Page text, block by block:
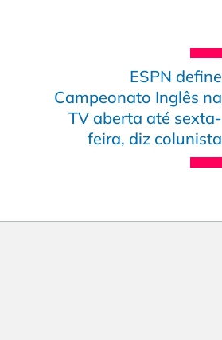
ESPN define
Campeonato Inglês na
TV aberta até sexta-
feira, diz colunista